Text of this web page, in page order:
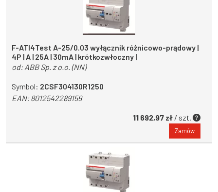
F-ATI4Test A-25/0.03 wyłącznik różnicowo-prądowy |
4P | A | 25A | 30mA | krótkozwłoczny |
od: ABB Sp. z o.o. (NN)
Symbol: 2CSF304130R1250
EAN:8012542289159
11 692,97 zł / szt.
Zamów